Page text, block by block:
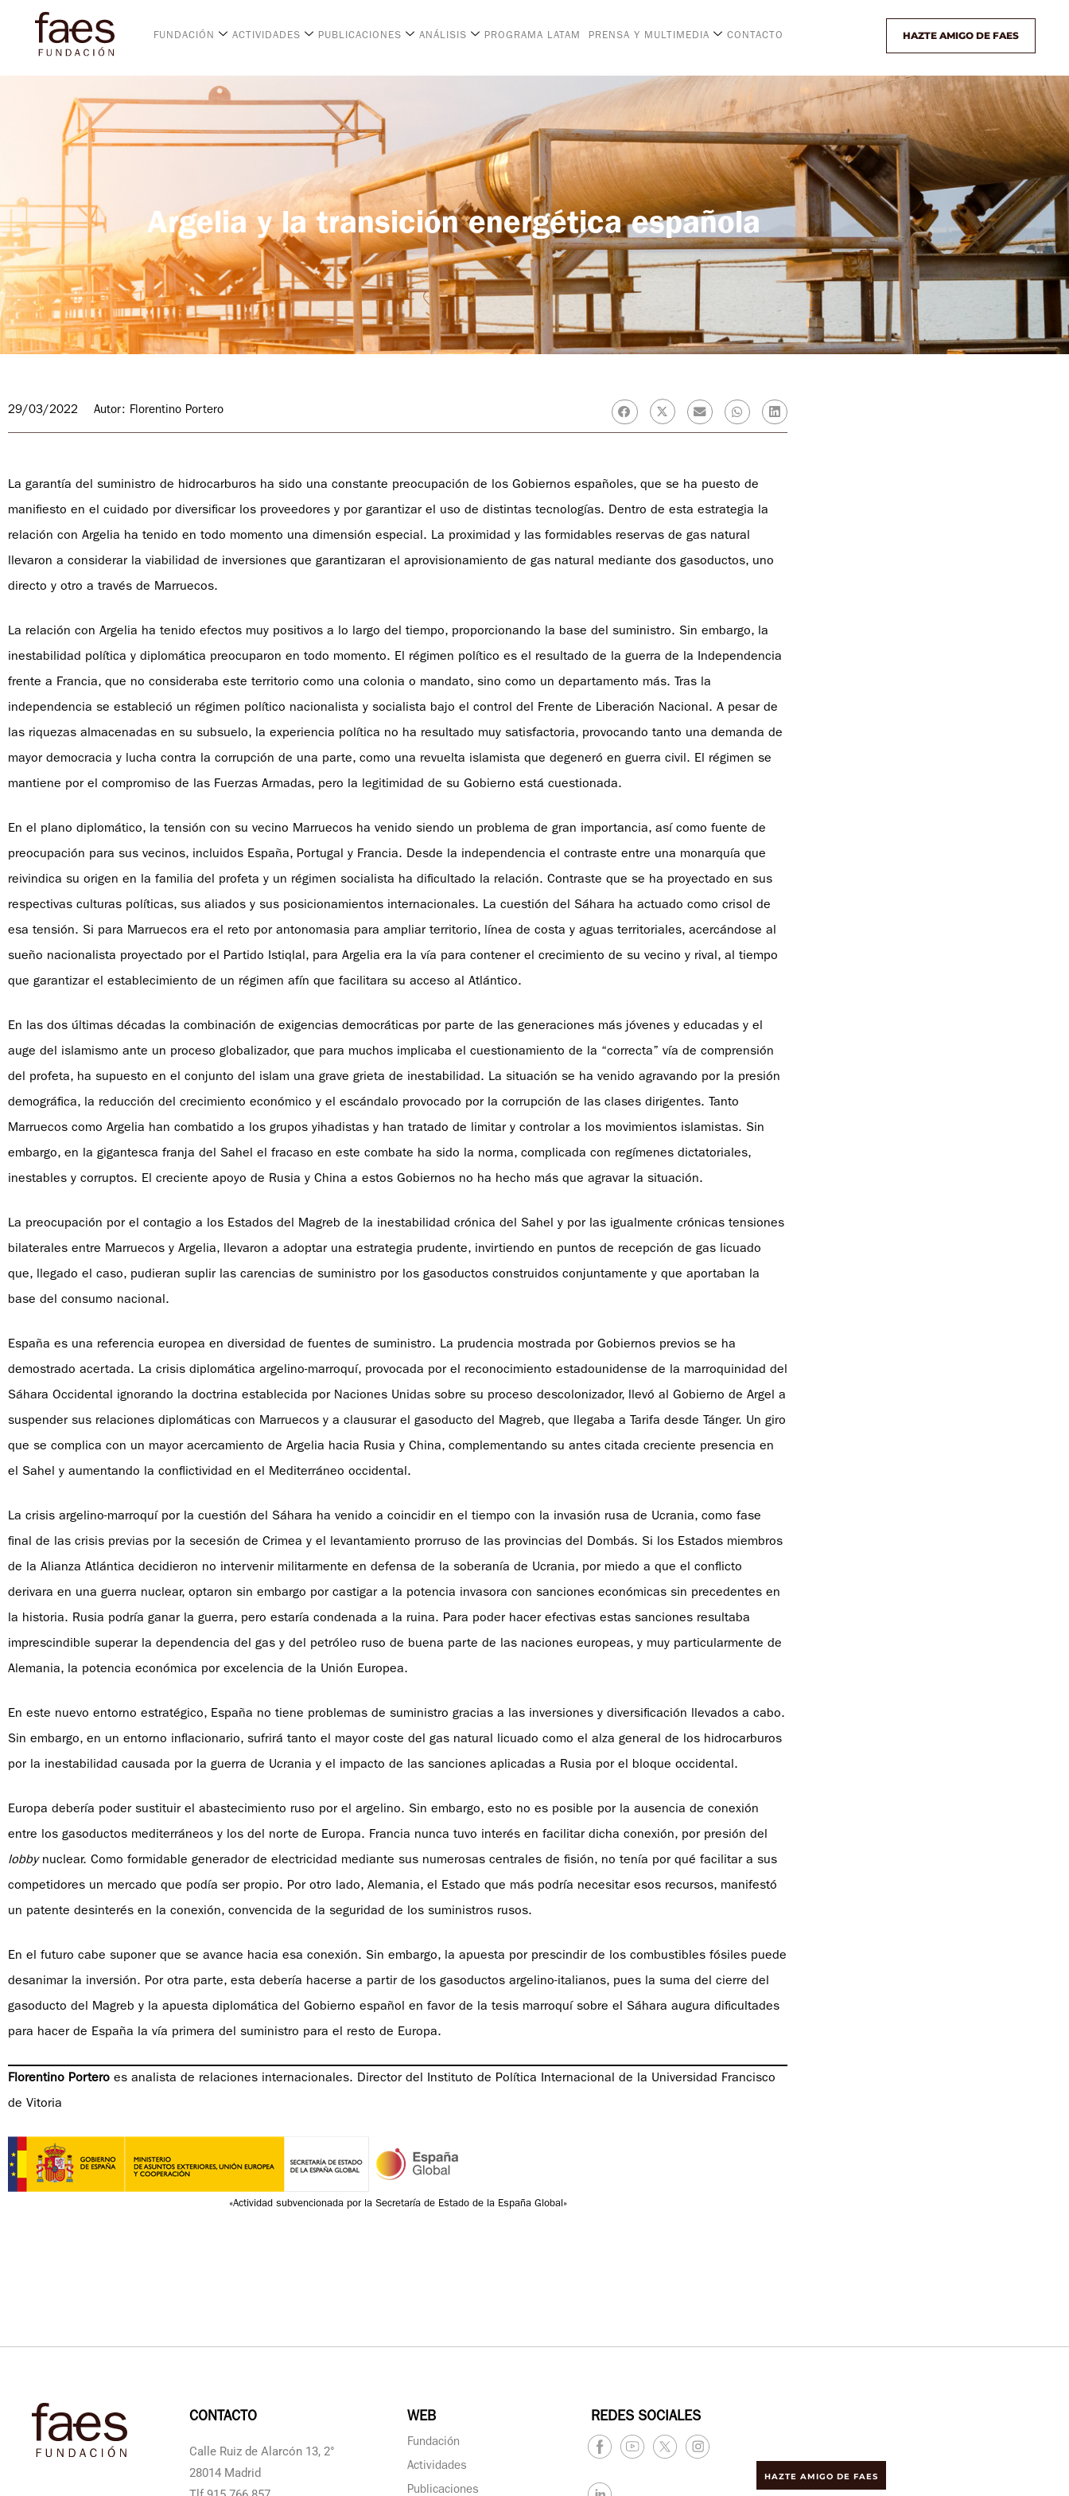
FUNDACIÓN ACTIVIDADES PUBLICACIONES ANÁLISIS PROGRAMA LATAM PRENSA Y MULTIMEDIA CONTACTO HAZTE AMIGO DE FAES
Argelia y la transición energética española
29/03/2022 Autor: Florentino Portero
La garantía del suministro de hidrocarburos ha sido una constante preocupación de los Gobiernos españoles, que se ha puesto de
manifiesto en el cuidado por diversificar los proveedores y por garantizar el uso de distintas tecnologías. Dentro de esta estrategia la
relación con Argelia ha tenido en todo momento una dimensión especial. La proximidad y las formidables reservas de gas natural
llevaron a considerar la viabilidad de inversiones que garantizaran el aprovisionamiento de gas natural mediante dos gasoductos, uno
directo y otro a través de Marruecos.
La relación con Argelia ha tenido efectos muy positivos a lo largo del tiempo, proporcionando la base del suministro. Sin embargo, la
inestabilidad política y diplomática preocuparon en todo momento. El régimen político es el resultado de la guerra de la Independencia
frente a Francia, que no consideraba este territorio como una colonia o mandato, sino como un departamento más. Tras la
independencia se estableció un régimen político nacionalista y socialista bajo el control del Frente de Liberación Nacional. A pesar de
las riquezas almacenadas en su subsuelo, la experiencia política no ha resultado muy satisfactoria, provocando tanto una demanda de
mayor democracia y lucha contra la corrupción de una parte, como una revuelta islamista que degeneró en guerra civil. El régimen se
mantiene por el compromiso de las Fuerzas Armadas, pero la legitimidad de su Gobierno está cuestionada.
En el plano diplomático, la tensión con su vecino Marruecos ha venido siendo un problema de gran importancia, así como fuente de
preocupación para sus vecinos, incluidos España, Portugal y Francia. Desde la independencia el contraste entre una monarquía que
reivindica su origen en la familia del profeta y un régimen socialista ha dificultado la relación. Contraste que se ha proyectado en sus
respectivas culturas políticas, sus aliados y sus posicionamientos internacionales. La cuestión del Sáhara ha actuado como crisol de
esa tensión. Si para Marruecos era el reto por antonomasia para ampliar territorio, línea de costa y aguas territoriales, acercándose al
sueño nacionalista proyectado por el Partido Istiqlal, para Argelia era la vía para contener el crecimiento de su vecino y rival, al tiempo
que garantizar el establecimiento de un régimen afín que facilitara su acceso al Atlántico.
En las dos últimas décadas la combinación de exigencias democráticas por parte de las generaciones más jóvenes y educadas y el
auge del islamismo ante un proceso globalizador, que para muchos implicaba el cuestionamiento de la “correcta” vía de comprensión
del profeta, ha supuesto en el conjunto del islam una grave grieta de inestabilidad. La situación se ha venido agravando por la presión
demográfica, la reducción del crecimiento económico y el escándalo provocado por la corrupción de las clases dirigentes. Tanto
Marruecos como Argelia han combatido a los grupos yihadistas y han tratado de limitar y controlar a los movimientos islamistas. Sin
embargo, en la gigantesca franja del Sahel el fracaso en este combate ha sido la norma, complicada con regímenes dictatoriales,
inestables y corruptos. El creciente apoyo de Rusia y China a estos Gobiernos no ha hecho más que agravar la situación.
La preocupación por el contagio a los Estados del Magreb de la inestabilidad crónica del Sahel y por las igualmente crónicas tensiones
bilaterales entre Marruecos y Argelia, llevaron a adoptar una estrategia prudente, invirtiendo en puntos de recepción de gas licuado
que, llegado el caso, pudieran suplir las carencias de suministro por los gasoductos construidos conjuntamente y que aportaban la
base del consumo nacional.
España es una referencia europea en diversidad de fuentes de suministro. La prudencia mostrada por Gobiernos previos se ha
demostrado acertada. La crisis diplomática argelino-marroquí, provocada por el reconocimiento estadounidense de la marroquinidad del
Sáhara Occidental ignorando la doctrina establecida por Naciones Unidas sobre su proceso descolonizador, llevó al Gobierno de Argel a
suspender sus relaciones diplomáticas con Marruecos y a clausurar el gasoducto del Magreb, que llegaba a Tarifa desde Tánger. Un giro
que se complica con un mayor acercamiento de Argelia hacia Rusia y China, complementando su antes citada creciente presencia en
el Sahel y aumentando la conflictividad en el Mediterráneo occidental.
La crisis argelino-marroquí por la cuestión del Sáhara ha venido a coincidir en el tiempo con la invasión rusa de Ucrania, como fase
final de las crisis previas por la secesión de Crimea y el levantamiento prorruso de las provincias del Dombás. Si los Estados miembros
de la Alianza Atlántica decidieron no intervenir militarmente en defensa de la soberanía de Ucrania, por miedo a que el conflicto
derivara en una guerra nuclear, optaron sin embargo por castigar a la potencia invasora con sanciones económicas sin precedentes en
la historia. Rusia podría ganar la guerra, pero estaría condenada a la ruina. Para poder hacer efectivas estas sanciones resultaba
imprescindible superar la dependencia del gas y del petróleo ruso de buena parte de las naciones europeas, y muy particularmente de
Alemania, la potencia económica por excelencia de la Unión Europea.
En este nuevo entorno estratégico, España no tiene problemas de suministro gracias a las inversiones y diversificación llevados a cabo.
Sin embargo, en un entorno inflacionario, sufrirá tanto el mayor coste del gas natural licuado como el alza general de los hidrocarburos
por la inestabilidad causada por la guerra de Ucrania y el impacto de las sanciones aplicadas a Rusia por el bloque occidental.
Europa debería poder sustituir el abastecimiento ruso por el argelino. Sin embargo, esto no es posible por la ausencia de conexión
entre los gasoductos mediterráneos y los del norte de Europa. Francia nunca tuvo interés en facilitar dicha conexión, por presión del
lobbynuclear. Como formidable generador de electricidad mediante sus numerosas centrales de fisión, no tenía por qué facilitar a sus
competidores un mercado que podía ser propio. Por otro lado, Alemania, el Estado que más podría necesitar esos recursos, manifestó
un patente desinterés en la conexión, convencida de la seguridad de los suministros rusos.
En el futuro cabe suponer que se avance hacia esa conexión. Sin embargo, la apuesta por prescindir de los combustibles fósiles puede
desanimar la inversión. Por otra parte, esta debería hacerse a partir de los gasoductos argelino-italianos, pues la suma del cierre del
gasoducto del Magreb y la apuesta diplomática del Gobierno español en favor de la tesis marroquí sobre el Sáhara augura dificultades
para hacer de España la vía primera del suministro para el resto de Europa.
Florentino Portero es analista de relaciones internacionales. Director del Instituto de Política Internacional de la Universidad Francisco
de Vitoria
«Actividad subvencionada por la Secretaría de Estado de la España Global»
CONTACTO
Calle Ruiz de Alarcón 13, 2°
28014 Madrid
WEB
Fundación
Actividades
Publicaciones
REDES SOCIALES
HAZTE AMIGO DE FAES